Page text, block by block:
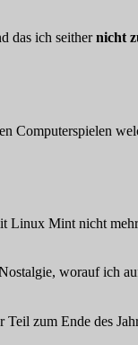
das ich seithernicht
Computerspielen
Linux Mint nicht
worauf ich
Teil zum Ende des